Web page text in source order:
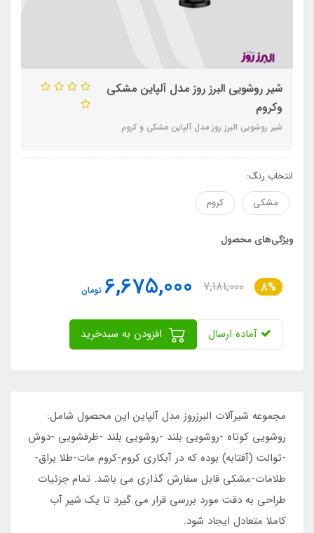
شیر روشویی البرز روز مدل آلپاین مشکی
وکروم
شیر روشویی البرز روز مدل آلپاین مشکی و کروم
انتخاب رنگ:
مشکی
کروم
ویژگی‌های محصول
8%
7,181,000
6,675,000 تومان
آماده ارسال
مجموعه شیرآلات البرزروز مدل آلپاین این محصول شامل:
روشویی کوتاه -روشویی بلند -روشویی بلند -ظرفشویی -دوش
-توالت (آفتابه) بوده که در آبکاری کروم-کروم مات-طلا براق-
طلامات-مشکی قابل سفارش گذاری می باشد. تمام جزئیات
طراحی به دقت مورد بررسی قرار می گیرد تا یک شیر آب
کاملا متعادل ایجاد شود.